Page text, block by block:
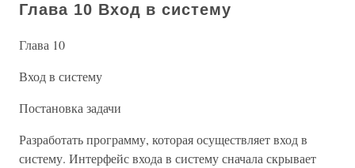
Глава 10 Вход в систему
Глава 10
Вход в систему
Постановка задачи
Разработать программу, которая осуществляет вход в
систему. Интерфейс входа в систему сначала скрывает